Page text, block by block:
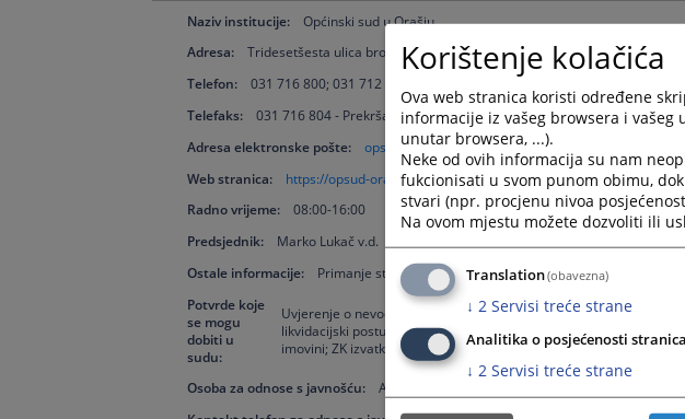
Naziv institucije:
Općinski sud u Orašju
Adresa:
Tridesetšesta ulica broj 33, 76270 Orašje
Telefon:
031 716 800; 031 712 073 - centrala
Telefaks:
031 716 804 - Prekršajni odjel suda
Adresa elektronske pošte:
opsud-orasje@pravosudje.ba
Web stranica:
https://opsud-orasje.pravosudje.ba
Radno vrijeme:
08:00-16:00
Predsjednik:
Marko Lukač v.d.
Ostale informacije:
Primanje stranaka od strane predsjednika suda je četvrtkom
Potvrde koje
se mogu
dobiti u
sudu:
Uvjerenje o nevođenju kaznenog postupka; Apostille ovjere;
likvidacijski postupak kao i druge potvrde iz evidencije sudbenog
imovini; ZK izvatke-vlasničke listove; rješenja o dozvoli uknjižbe
Osoba za odnose s javnošću:
Ana Živković
Korištenje kolačića
Ova web stranica koristi određene
informacije iz vašeg browsera i
unutar browsera, ...).
Neke od ovih informacija su nam
fukcionisati u svom punom obimu,
stvari (npr. procjenu nivoa
Na ovom mjestu možete dozvoliti ili
Translation(obavezna)
↓ 2 Servisi treće strane
Analitika o posjećenosti stranica
↓ 2 Servisi treće strane